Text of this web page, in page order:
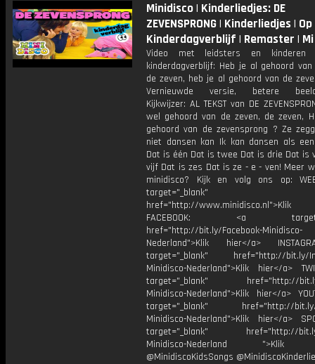
Minidisco | Kinderliedjes: DE
ZEVENSPRONG | Kinderliedjes |
Kinderdagverblijf | Remaster | Mi
Video met leidsters en kinderen
kinderdagverblijf: Heb je al gehoord
de zeven, heb je al gehoord van de
Vernieuwde versie, betere
Kijkwijzer: AL TEKST van DE
wel gehoord van de zeven, de zeven,
gehoord van de zevensprong ? Ze
niet dansen kan Ik kan dansen als
Dat is één Dat is twee Dat is drie Dat is
vijf Dat is zes Dat is ze - e - ven! Meer
minidisco? Kijk en volg ons op:
target="_blank"
href="http://www.minidisco.nl">Klik
FACEBOOK: <a
href="http://bit.ly/Facebook-Minidisco-
Nederland">Klik hier</a>
target="_blank" href="http://bit.ly/
Minidisco-Nederland">Klik hier</a>
target="_blank" href="http://
Minidisco-Nederland">Klik hier</a>
target="_blank" href="http://bit.ly/
Minidisco-Nederland">Klik hier</a>
target="_blank" href="http://
Minidisco-Nederland ">Klik
@MinidiscoKidsSongs